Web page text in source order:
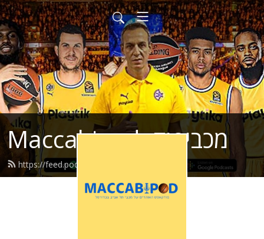
Maccabipod- מכביפוד
https://feed.podbean.com/maccabi/feed.xml